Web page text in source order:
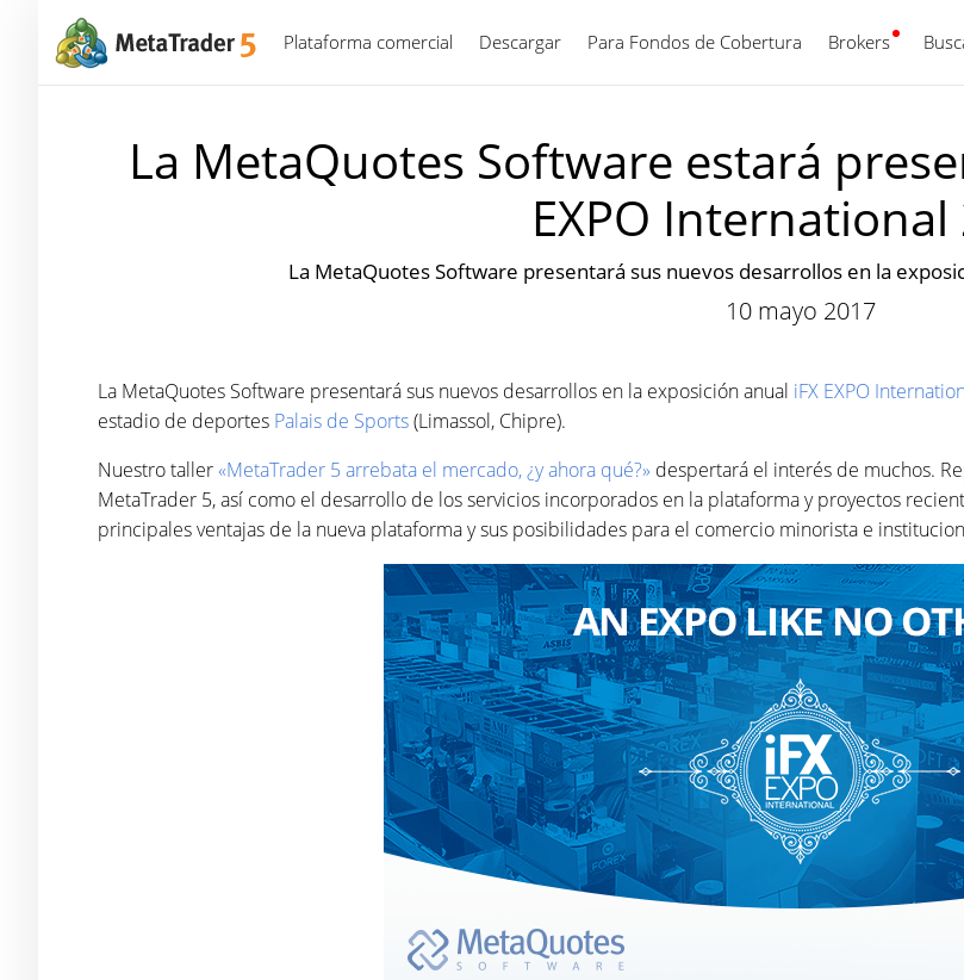
Plataforma comercial Descargar Para Fondos de Cobertura BrokersEspañol
La MetaQuotes Software estará
EXPO International
La MetaQuotes Software presentará sus nuevos desarrollos en la
10 mayo 2017
La MetaQuotes Software presentará sus nuevos desarrollos en la exposición anual iFX EXPO
estadio de deportes Palais de Sports(Limassol, Chipre).
Nuestro taller «MetaTrader 5 arrebata el mercado, ¿y ahora qué?» despertará el interés de muchos.
MetaTrader 5, así como el desarrollo de los servicios incorporados en la plataforma y proyectos
principales ventajas de la nueva plataforma y sus posibilidades para el comercio minorista e